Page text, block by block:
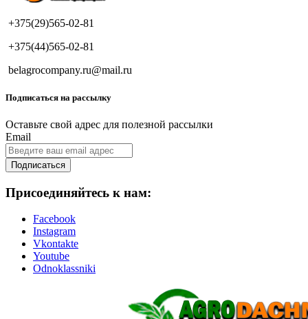
+375(29)565-02-81
+375(44)565-02-81
belagrocompany.ru@mail.ru
Подписаться на рассылку
Оставьте свой адрес для полезной рассылки
Email
Подписаться
Присоединяйтесь к нам:
Facebook
Instagram
Vkontakte
Youtube
Odnoklassniki